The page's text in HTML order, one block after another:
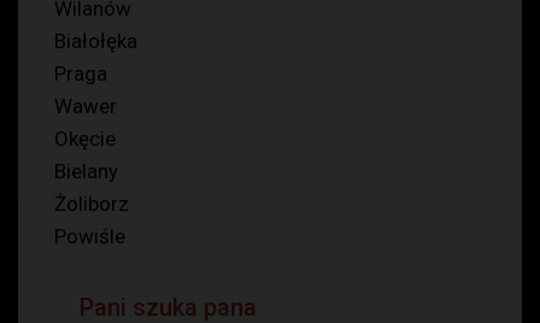
Wilanów
Białołęka
Praga
Wawer
Okęcie
Bielany
Żoliborz
Powiśle
Pani szuka pana